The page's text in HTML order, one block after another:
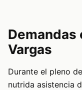
Demandas
Vargas
Durante el pleno
nutrida asistencia